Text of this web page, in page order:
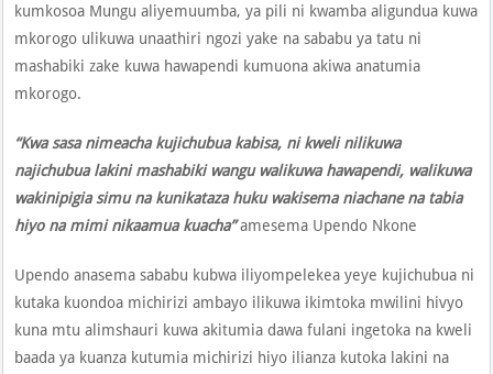
kumkosoa Mungu aliyemuumba, ya pili ni kwamba aligundua kuwa
mkorogo ulikuwa unaathiri ngozi yake na sababu ya tatu ni
mashabiki zake kuwa hawapendi kumuona akiwa anatumia
mkorogo.
“Kwa sasa nimeacha kujichubua kabisa, ni kweli nilikuwa
najichubua lakini mashabiki wangu walikuwa hawapendi, walikuwa
wakinipigia simu na kunikataza huku wakisema niachane na tabia
hiyo na mimi nikaamua kuacha”amesema Upendo Nkone
Upendo anasema sababu kubwa iliyompelekea yeye kujichubua ni
kutaka kuondoa michirizi ambayo ilikuwa ikimtoka mwilini hivyo
kuna mtu alimshauri kuwa akitumia dawa fulani ingetoka na kweli
baada ya kuanza kutumia michirizi hiyo ilianza kutoka lakini na